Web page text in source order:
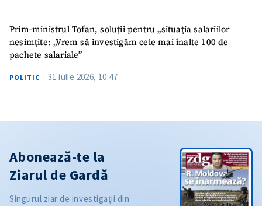
Prim-ministrul Tofan, soluții pentru „situația salariilor
nesimțite: „Vrem să investigăm cele mai înalte 100 de
pachete salariale”
POLITIC 31 iulie 2026, 10:47
Abonează-te la
Ziarul de Gardă
Singurul ziar de investigații din